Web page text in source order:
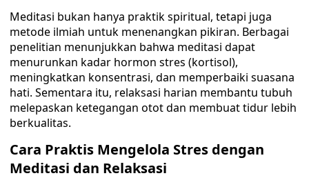
Meditasi bukan hanya praktik spiritual, tetapi juga
metode ilmiah untuk menenangkan pikiran. Berbagai
penelitian menunjukkan bahwa meditasi dapat
menurunkan kadar hormon stres (kortisol),
meningkatkan konsentrasi, dan memperbaiki suasana
hati. Sementara itu, relaksasi harian membantu tubuh
melepaskan ketegangan otot dan membuat tidur lebih
berkualitas.
Cara Praktis Mengelola Stres dengan
Meditasi dan Relaksasi